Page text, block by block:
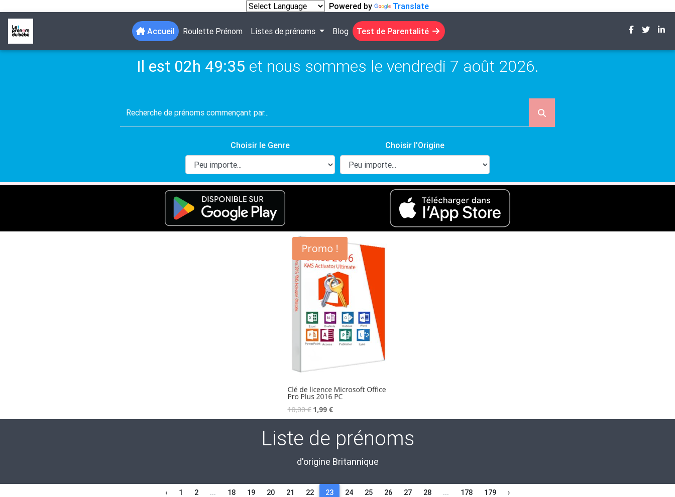
Powered by Translate
Accueil (current)
Roulette Prénom Listes de prénoms Blog Test de Parentalité
Il est 02h 49:36 et nous sommes le vendredi 7 août 2026.
Choisir le Genre Choisir l'Origine
Liste de prénoms
d'origine Britannique
‹ 1 2 ... 18 19 20 21 22 23 24 25 26 27 28 ... 178 179 ›